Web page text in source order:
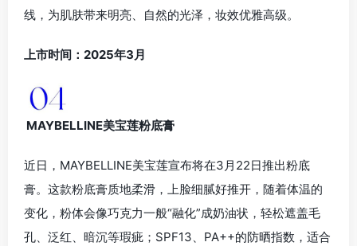
线，为肌肤带来明亮、自然的光泽，妆效优雅高级。
上市时间：2025年3月
MAYBELLINE美宝莲粉底膏
近日，MAYBELLINE美宝莲宣布将在3月22日推出粉底
膏。这款粉底膏质地柔滑，上脸细腻好推开，随着体温的
变化，粉体会像巧克力一般“融化”成奶油状，轻松遮盖毛
孔、泛红、暗沉等瑕疵；SPF13、PA++的防晒指数，适合